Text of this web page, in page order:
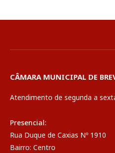
CÂMARA MUNICIPAL DE
Atendimento de segunda a
Presencial:
Rua Duque de Caxias Nº 1910
Bairro: Centro